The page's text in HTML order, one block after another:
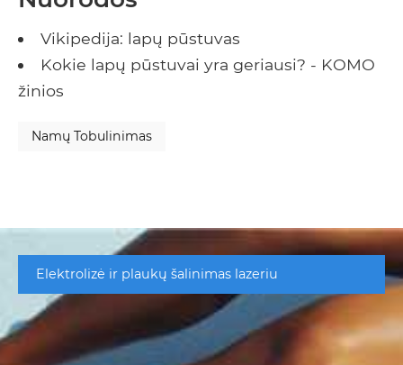
Vikipedija: lapų pūstuvas
Kokie lapų pūstuvai yra geriausi? - KOMO
žinios
Namų Tobulinimas
Elektrolizė ir plaukų šalinimas lazeriu